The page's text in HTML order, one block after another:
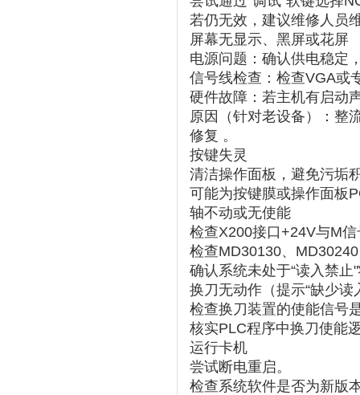
若仍无效，建议维修人员
屏幕无显示、黑屏或花屏
电源问题 ：确认供电稳定
信号线检查 ：检查VGA或
硬件故障 ：若主机有启动
原因
（针对老设备）：
修复 ‌。
按键失灵
清洁操作面板，避免污垢
可能为按键膜或操作面板
轴不动或无使能
检查X200接口+24V与M
检查MD30130、
确认系统未处于“读入禁止
换刀无动作（提示“缺少读
检查换刀装置的使能信号
核实PLC程序中换刀使能
运行卡机
尝试断电重启。
检查系统软件是否为新版